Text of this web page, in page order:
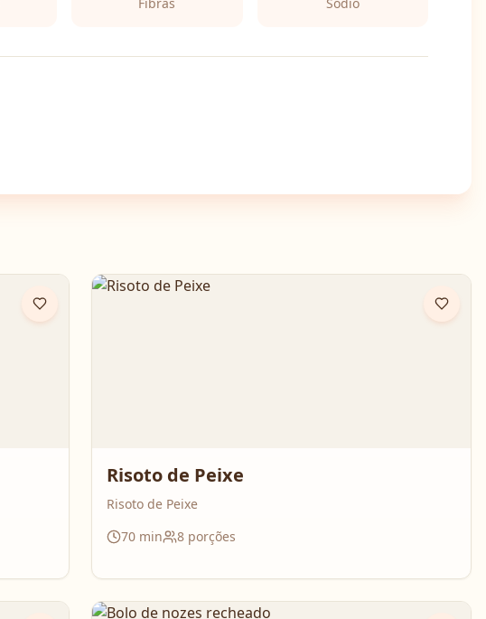
Risoto de Peixe
Risoto de Peixe
70min 8porções